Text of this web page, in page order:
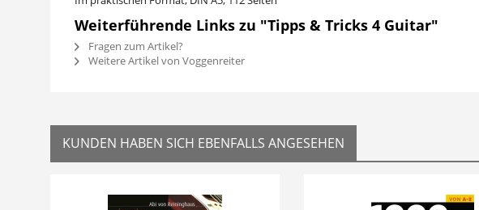
Weiterführende Links zu "Tipps & Tricks 4 Guitar"
Fragen zum Artikel?
Weitere Artikel von Voggenreiter
KUNDEN HABEN SICH EBENFALLS ANGESEHEN